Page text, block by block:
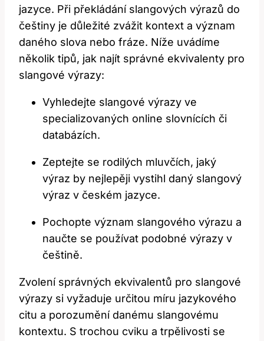
jazyce. Při překládání slangových výrazů do
češtiny je důležité zvážit kontext a význam
daného slova nebo fráze. Níže uvádíme
několik tipů, jak najít správné ekvivalenty pro
slangové výrazy:
Vyhledejte slangové výrazy ve
specializovaných online slovnících či
databázích.
Zeptejte se rodilých mluvčích, jaký
výraz by nejlepěji vystihl daný slangový
výraz v českém jazyce.
Pochopte význam slangového výrazu a
naučte se používat podobné výrazy v
češtině.
Zvolení správných ekvivalentů pro slangové
výrazy si vyžaduje určitou míru jazykového
citu a porozumění danému slangovému
kontextu. S trochou cviku a trpělivosti se